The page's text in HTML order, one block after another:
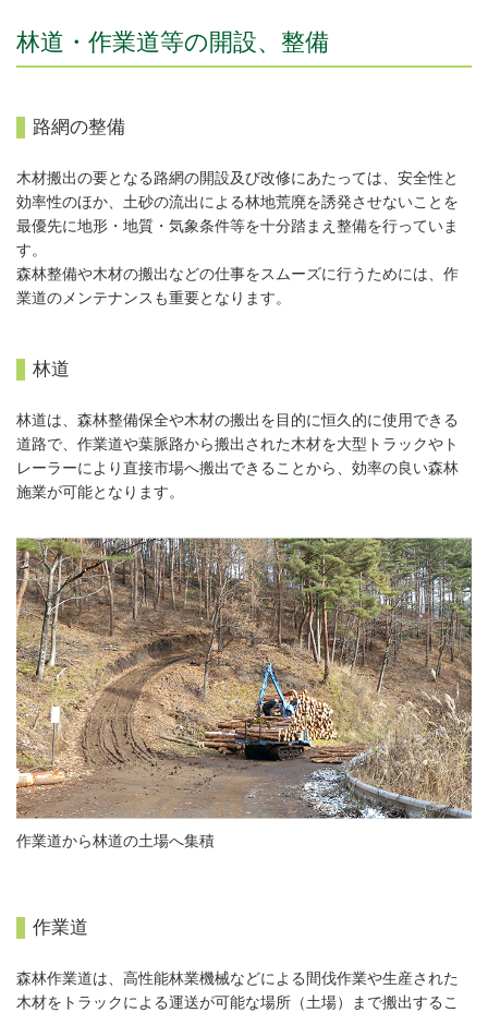
林道・作業道等の開設、整備
路網の整備
木材搬出の要となる路網の開設及び改修にあたっては、安全性と
効率性のほか、土砂の流出による林地荒廃を誘発させないことを
最優先に地形・地質・気象条件等を十分踏まえ整備を行っていま
す。
森林整備や木材の搬出などの仕事をスムーズに行うためには、作
業道のメンテナンスも重要となります。
作業道から林道の土場へ集積
林道
林道は、森林整備保全や木材の搬出を目的に恒久的に使用できる
道路で、作業道や葉脈路から搬出された木材を大型トラックやト
レーラーにより直接市場へ搬出できることから、効率の良い森林
施業が可能となります。
作業道
森林作業道は、高性能林業機械などによる間伐作業や生産された
木材をトラックによる運送が可能な場所（土場）まで搬出するこ